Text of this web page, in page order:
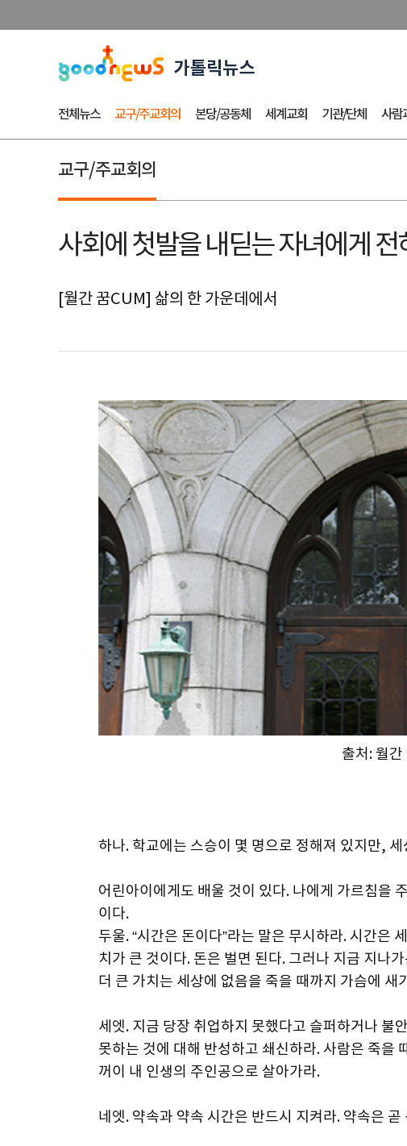
전체뉴스 교구/주교회의 본당/공동체 세계교회 기관/단체 사람
교구/주교회의
사회에 첫발을 내딛는 자녀에게 전
[월간 꿈CUM] 삶의 한 가운데에서
출처: 월간
하나. 학교에는 스승이 몇 명으로 정해져 있지만,
어린아이에게도 배울 것이 있다. 나에게 가르침을
이다.
두울. “시간은 돈이다”라는 말은 무시하라. 시간은
치가 큰 것이다. 돈은 벌면 된다. 그러나 지금 지나
더 큰 가치는 세상에 없음을 죽을 때까지 가슴에
세엣. 지금 당장 취업하지 못했다고 슬퍼하거나 불
못하는 것에 대해 반성하고 쇄신하라. 사람은 죽을
꺼이 내 인생의 주인공으로 살아가라.
네엣. 약속과 약속 시간은 반드시 지켜라. 약속은